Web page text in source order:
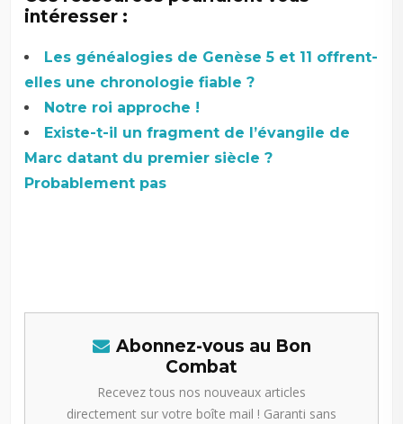
intéresser :
Les généalogies de Genèse 5 et 11 offrent-
elles une chronologie fiable ?
Notre roi approche !
Existe-t-il un fragment de l’évangile de
Marc datant du premier siècle ?
Probablement pas
Abonnez-vous au Bon
Combat
Recevez tous nos nouveaux articles
directement sur votre boîte mail ! Garanti sans